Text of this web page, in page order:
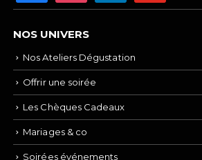
NOS UNIVERS
Nos Ateliers Dégustation
Offrir une soirée
Les Chèques Cadeaux
Mariages & co
Soirées événements